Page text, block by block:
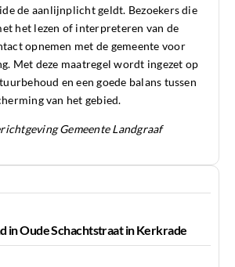
de aanlijnplicht geldt. Bezoekers die
het lezen of interpreteren van de
opnemen met de gemeente voor
Met deze maatregel wordt ingezet op
en een goede balans tussen
van het gebied.
Gemeente Landgraaf
in Oude Schachtstraat in Kerkrade